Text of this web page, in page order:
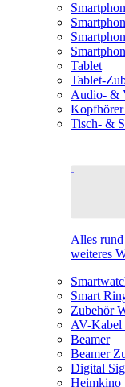
Tablet
Tablet-
Audio- &
Kopfhörer
Tisch- &
Alles
weiteres
Smart
Zubehör
AV-Kabel
Beamer
Beamer
Digital
Heimkino